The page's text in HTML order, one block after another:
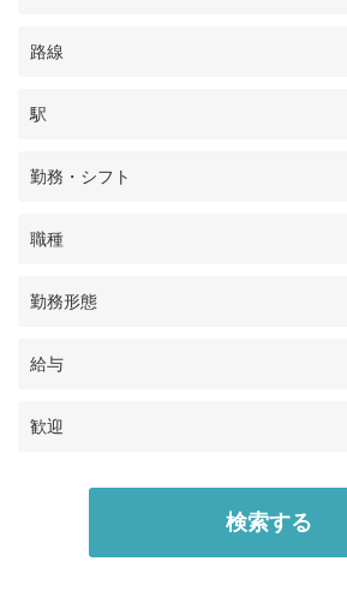
路線
駅
勤務・シフト
職種
勤務形態
給与
歓迎